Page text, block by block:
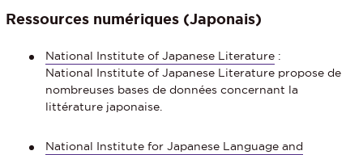
Ressources numériques (Japonais)
National Institute of Japanese Literature :
National Institute of Japanese Literature propose de
nombreuses bases de données concernant la
littérature japonaise.
National Institute for Japanese Language and